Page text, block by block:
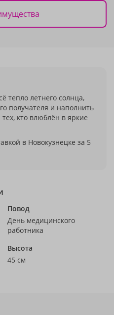
тепло летнего солнца,
получателя и наполнить
кто влюблён в яркие
в Новокузнецке за 5
Повод
День медицинского
работника
Высота
45 см